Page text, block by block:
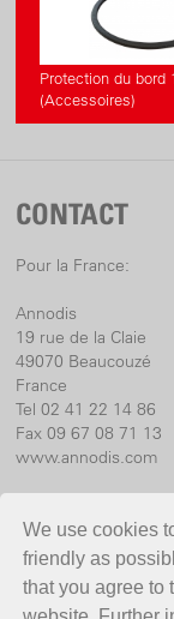
We use cookies
friendly as
that you agree to
Protection du bord
(Accessoires)
CONTACT
Pour la France:
Annodis
19 rue de la Claie
49070 Beaucouzé
France
Tel 02 41 22 14 86
Fax 09 67 08 71 13
www.annodis.com
Birchmeier
Im Stetterfeld 1
5608 Stetten